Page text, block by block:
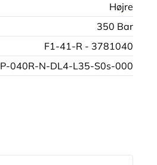
Højre
350 Bar
F1-41-R - 3781040
040R-N-DL4-L35-S0s-000